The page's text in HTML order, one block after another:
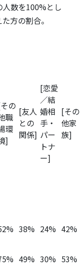
数を100%とし
方の割合。
の
職
環
]
[友人
との
関係]
[恋愛
／結
婚相
手・
パー
トナ
ー]
[その
他家
族]
38% 24% 42%
49% 30% 53%